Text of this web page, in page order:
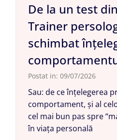
De la un test
Trainer
schimbat
Postat in: 09/07/2026
Sau: de ce înțelegerea
comportament, și al
cel mai bun pas spre
în viața personală